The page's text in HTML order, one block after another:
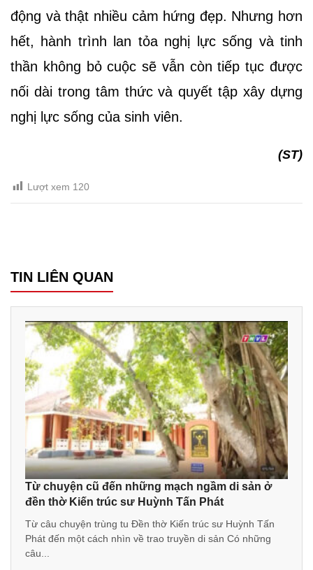
động và thật nhiều cảm hứng đẹp. Nhưng hơn
hết, hành trình lan tỏa nghị lực sống và tinh
thần không bỏ cuộc sẽ vẫn còn tiếp tục được
nối dài trong tâm thức và quyết tập xây dựng
nghị lực sống của sinh viên.
(ST)
Lượt xem 120
TIN LIÊN QUAN
Từ chuyện cũ đến những mạch ngầm di sản ở
đền thờ Kiến trúc sư Huỳnh Tấn Phát
Từ câu chuyện trùng tu Đền thờ Kiến trúc sư Huỳnh Tấn
Phát đến một cách nhìn về trao truyền di sản Có những
câu...